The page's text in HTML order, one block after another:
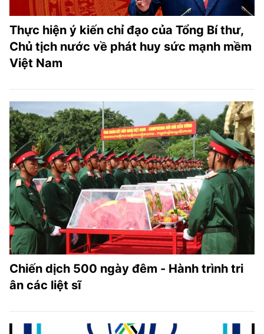
Thực hiện ý kiến chỉ đạo của Tổng Bí thư,
Chủ tịch nước về phát huy sức mạnh mềm
Việt Nam
Chiến dịch 500 ngày đêm - Hành trình tri
ân các liệt sĩ